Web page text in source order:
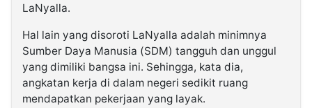
LaNyalla.
Hal lain yang disoroti LaNyalla adalah minimnya
Sumber Daya Manusia (SDM) tangguh dan unggul
yang dimiliki bangsa ini. Sehingga, kata dia,
angkatan kerja di dalam negeri sedikit ruang
mendapatkan pekerjaan yang layak.